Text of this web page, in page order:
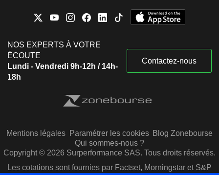
NOS EXPERTS À VOTRE
ÉCOUTE
Lundi - Vendredi 9h-12h / 14h-
18h
Contactez-nous
Mentions légales Paramétrer les cookies Blog Zonebourse
Qui sommes-nous ?
Copyright © 2026 Surperformance SAS. Tous droits réservés.
Les cotations sont fournies par Factset, Morningstar et S&P